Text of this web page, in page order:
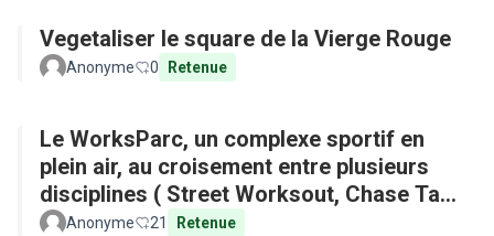
Vegetaliser le square de la Vierge Rouge
Anonyme 0 Retenue
Le WorksParc, un complexe sportif en
plein air, au croisement entre plusieurs
disciplines ( Street Worksout, Chase Tag,
Parkour)
Anonyme 21 Retenue